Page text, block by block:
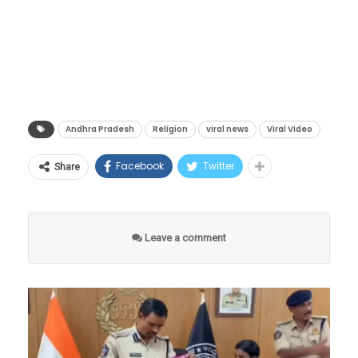
आहे.
तो म्हणतो की, जर Verdis ला भविष्यात मान्यता
मिळाली, तर तो पदावरून माघार घेईल आणि
20-year-old Australian Daniel
Jackson has declared himself
नेमकी काय आहे ही जीवघेणी
प्रथा?
Andhra Pradesh Religion viral news Viral Video
Share Facebook Twitter
Leave a comment